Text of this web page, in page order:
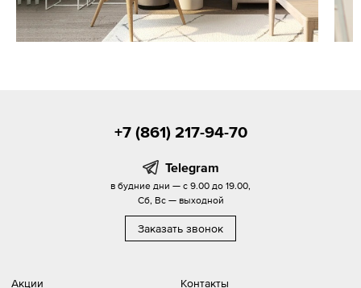
Акции Контакты
+7 (861) 217-94-70
Telegram
в будние дни — с 9.00 до 19.00,
Сб, Вс — выходной
Заказать звонок